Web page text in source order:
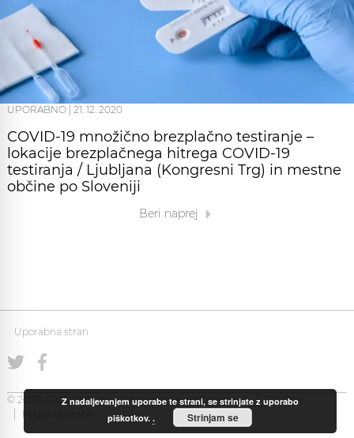
UPORABNO 21. 12. 2020
COVID-19 množično brezplačno testiranje –
lokacije brezplačnega hitrega COVID-19
testiranja / Ljubljana (Kongresni Trg) in mestne
občine po Sloveniji
Beri naprej
Uporabna stran
© 2008-2026 Uporabna Stran gostuje naZabec.net
Piškotki
Pogoji uporabe
Z nadaljevanjem uporabe te strani, se strinjate z uporabo
piškotkov.. Strinjam se